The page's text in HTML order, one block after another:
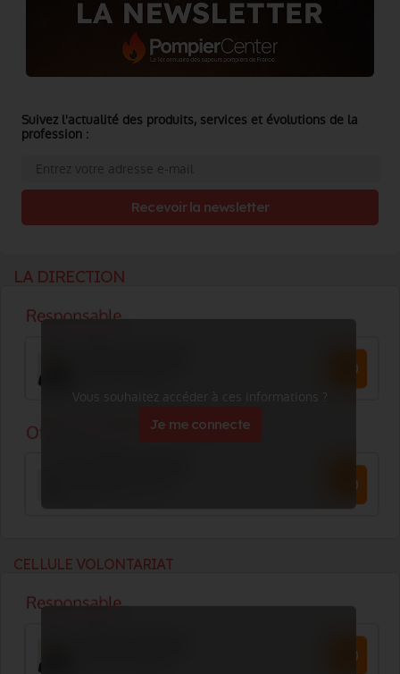
LA DIRECTION
Vous souhaitez accéder à ces informations ?
Je me connecte
CELLULE VOLONTARIAT
Suivez l'actualité des produits, services et évolutions de la
profession :
Recevoir la newsletter